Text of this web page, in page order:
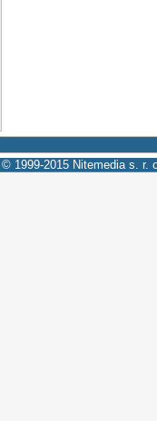
© 1999-2015 Nitemedia s. r.